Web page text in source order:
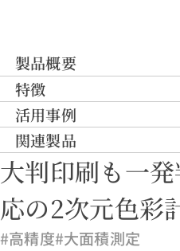
製品概要
特徴
活用事例
関連製品
大判印刷も一
応の2次元色彩
#高精度#大面積測定